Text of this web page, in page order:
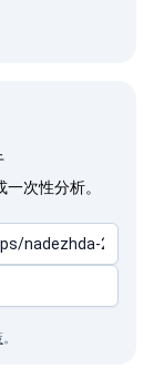
次性分析。
。